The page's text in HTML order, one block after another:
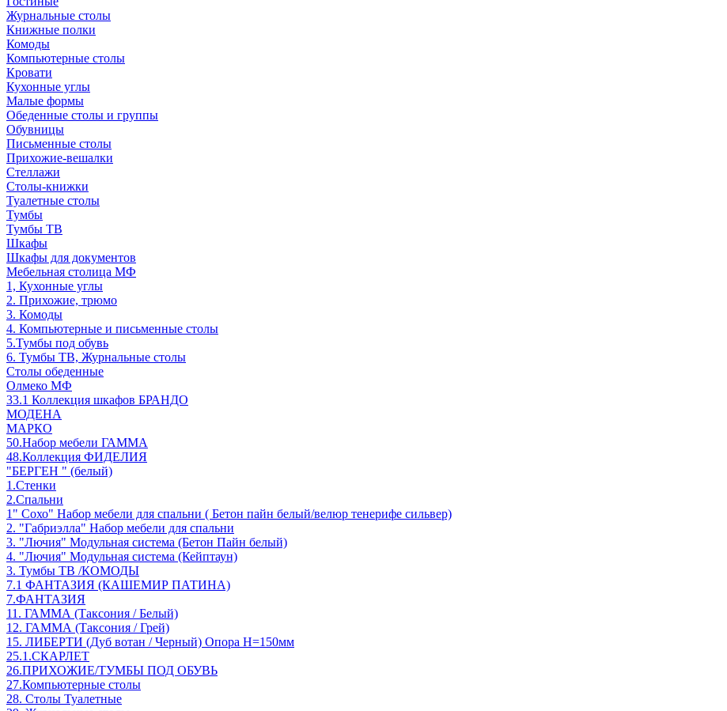
Журнальные столы
Книжные полки
Комоды
Компьютерные столы
Кровати
Кухонные углы
Малые формы
Обеденные столы и группы
Обувницы
Письменные столы
Прихожие-вешалки
Стеллажи
Столы-книжки
Туалетные столы
Тумбы
Тумбы ТВ
Шкафы
Шкафы для документов
Мебельная столица МФ
1, Кухонные углы
2. Прихожие, трюмо
3. Комоды
4. Компьютерные и письменные столы
5.Тумбы под обувь
6. Тумбы ТВ, Журнальные столы
Столы обеденные
Олмеко МФ
33.1 Коллекция шкафов БРАНДО
МОДЕНА
МАРКО
50.Набор мебели ГАММА
48.Коллекция ФИДЕЛИЯ
"БЕРГЕН " (белый)
1.Стенки
2.Спальни
1" Сохо" Набор мебели для спальни ( Бетон пайн белый/велюр тенерифе сильвер)
2. "Габриэлла" Набор мебели для спальни
3. "Лючия" Модульная система (Бетон Пайн белый)
4. "Лючия" Модульная система (Кейптаун)
3. Тумбы ТВ /КОМОДЫ
7.1 ФАНТАЗИЯ (КАШЕМИР ПАТИНА)
7.ФАНТАЗИЯ
11. ГАММА (Таксония / Белый)
12. ГАММА (Таксония / Грей)
15. ЛИБЕРТИ (Дуб вотан / Черный) Опора Н=150мм
25.1.СКАРЛЕТ
26.ПРИХОЖИЕ/ТУМБЫ ПОД ОБУВЬ
27.Компьютерные столы
28. Столы Туалетные